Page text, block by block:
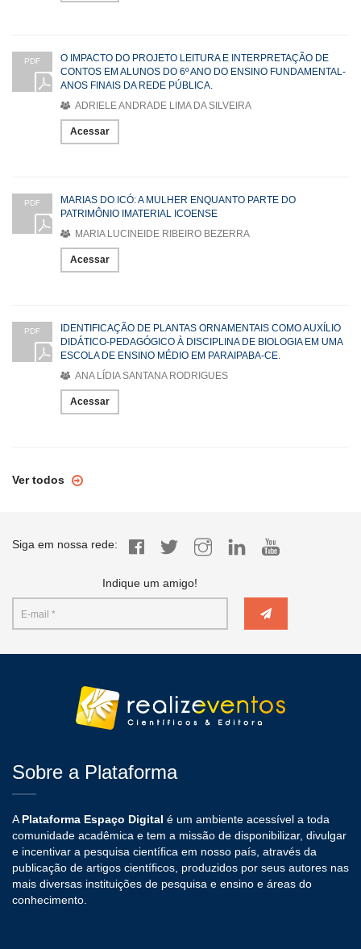
PDF
O IMPACTO DO PROJETO LEITURA E INTERPRETAÇÃO DE
CONTOS EM ALUNOS DO 6º ANO DO ENSINO FUNDAMENTAL-
ANOS FINAIS DA REDE PÚBLICA.
ADRIELE ANDRADE LIMA DA SILVEIRA
Acessar
PDF
MARIAS DO ICÓ: A MULHER ENQUANTO PARTE DO
PATRIMÔNIO IMATERIAL ICOENSE
MARIA LUCINEIDE RIBEIRO BEZERRA
Acessar
PDF
IDENTIFICAÇÃO DE PLANTAS ORNAMENTAIS COMO AUXÍLIO
DIDÁTICO-PEDAGÓGICO À DISCIPLINA DE BIOLOGIA EM UMA
ESCOLA DE ENSINO MÉDIO EM PARAIPABA-CE.
ANA LÍDIA SANTANA RODRIGUES
Acessar
Ver todos
Siga em nossa rede:
Indique um amigo!
Sobre a Plataforma
APlataforma Espaço Digital é um ambiente acessível a toda
comunidade acadêmica e tem a missão de disponibilizar, divulgar
e incentivar a pesquisa científica em nosso país, através da
publicação de artigos científicos, produzidos por seus autores nas
mais diversas instituições de pesquisa e ensino e áreas do
conhecimento.